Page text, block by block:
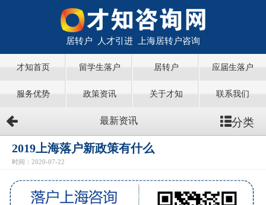
居转户 人才引进 上海居转户咨询
才知首页 留学生落户 居转户 应届生落户
服务优势 政策资讯 关于才知 联系我们
最新资讯 分类
2019上海落户新政策有什么
时间：2020-07-22